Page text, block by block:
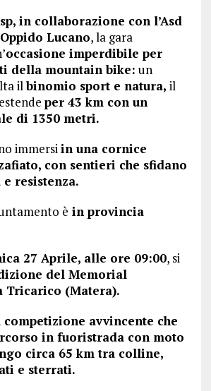
in collaborazione con l’Asd
Lucano, la gara
occasione imperdibile per
della mountain bike: un
ilbinomio sport e natura, il
per 43 km con un
di 1350 metri.
immersiin una cornice
con sentieri che sfidano
resistenza.
è in provincia
27 Aprile, alle ore 09:00, si
del Memorial
Tricarico (Matera).
competizione avvincente che
in fuoristrada con moto
circa 65 km tra colline,
e sterrati.